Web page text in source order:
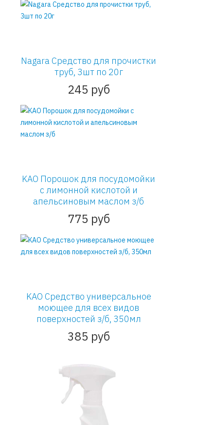
Nagara Средство для прочистки
труб, 3шт по 20г
245 руб
KAO Порошок для посудомойки
с лимонной кислотой и
апельсиновым маслом з/б
775 руб
KAO Средство универсальное
моющее для всех видов
поверхностей з/б, 350мл
385 руб